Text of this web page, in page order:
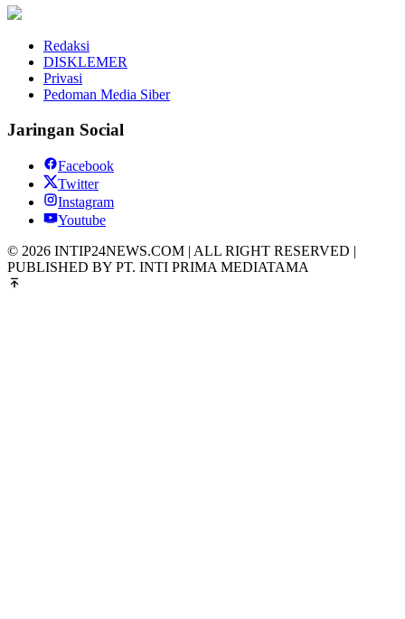
Redaksi
DISKLEMER
Privasi
Pedoman Media Siber
Jaringan Social
Facebook
Twitter
Instagram
Youtube
© 2026 INTIP24NEWS.COM | ALL RIGHT RESERVED |
PUBLISHED BY PT. INTI PRIMA MEDIATAMA